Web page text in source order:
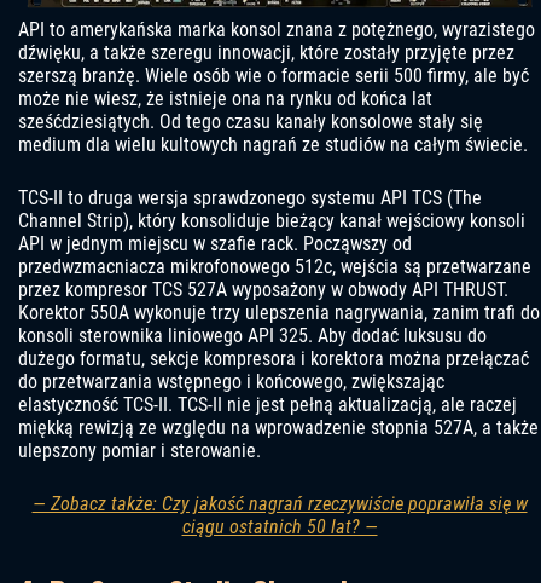
API to amerykańska marka konsol znana z potężnego, wyrazistego
dźwięku, a także szeregu innowacji, które zostały przyjęte przez
szerszą branżę. Wiele osób wie o formacie serii 500 firmy, ale być
może nie wiesz, że istnieje ona na rynku od końca lat
sześćdziesiątych. Od tego czasu kanały konsolowe stały się
medium dla wielu kultowych nagrań ze studiów na całym świecie.
TCS-II to druga wersja sprawdzonego systemu API TCS (The
Channel Strip), który konsoliduje bieżący kanał wejściowy konsoli
API w jednym miejscu w szafie rack. Począwszy od
przedwzmacniacza mikrofonowego 512c, wejścia są przetwarzane
przez kompresor TCS 527A wyposażony w obwody API THRUST.
Korektor 550A wykonuje trzy ulepszenia nagrywania, zanim trafi do
konsoli sterownika liniowego API 325. Aby dodać luksusu do
dużego formatu, sekcje kompresora i korektora można przełączać
do przetwarzania wstępnego i końcowego, zwiększając
elastyczność TCS-II. TCS-II nie jest pełną aktualizacją, ale raczej
miękką rewizją ze względu na wprowadzenie stopnia 527A, a także
ulepszony pomiar i sterowanie.
— Zobacz także: Czy jakość nagrań rzeczywiście poprawiła się w
ciągu ostatnich 50 lat? —